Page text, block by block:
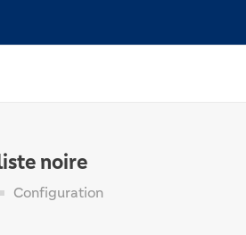
noire
Configuration